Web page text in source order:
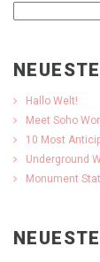
Hallo Welt!
Meet Soho
10 Most
Underground
Monument